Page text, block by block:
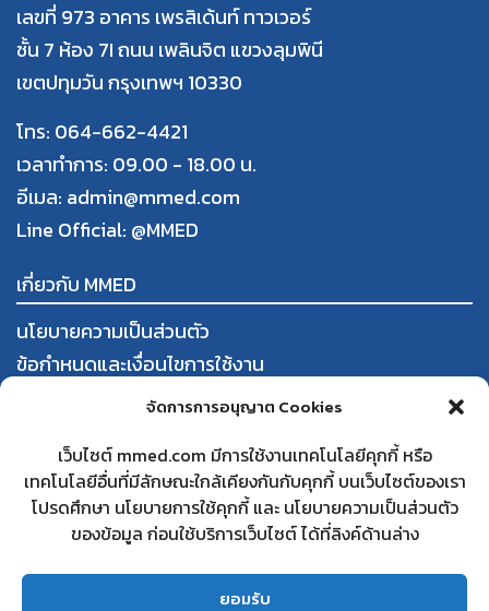
จัดการการอนุญาต Cookies
เว็บไซต์ mmed.com มีการใช้งานเทคโนโลยีคุกกี้ หรือ
เทคโนโลยีอื่นที่มีลักษณะใกล้เคียงกันกับคุกกี้ บนเว็บไซต์ของเรา
โปรดศึกษา นโยบายการใช้คุกกี้ และ นโยบายความเป็นส่วนตัว
ของข้อมูล ก่อนใช้บริการเว็บไซต์ ได้ที่ลิงค์ด้านล่าง
ยอมรับ
เลขที่ 973 อาคาร เพรสิเด้นท์ ทาวเวอร์
ชั้น 7 ห้อง 7I ถนน เพลินจิต แขวงลุมพินี
เขตปทุมวัน กรุงเทพฯ 10330
โทร: 064-662-4421
เวลาทำการ: 09.00 - 18.00 น.
อีเมล: admin@mmed.com
Line Official: @MMED
เกี่ยวกับ MMED
นโยบายความเป็นส่วนตัว
ข้อกำหนดและเงื่อนไขการใช้งาน
การสั่งซื้อและชำระสินค้า
ใบทะเบียนพาณิชย์
สนใจเป็นคู่ค้ากับ MMED
คำถามที่พบบ่อย
ติดต่อเรา